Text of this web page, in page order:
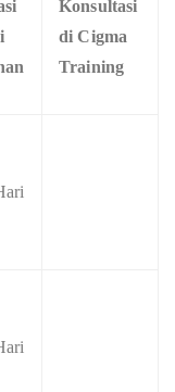
Konsultasi
di Cigma
Training